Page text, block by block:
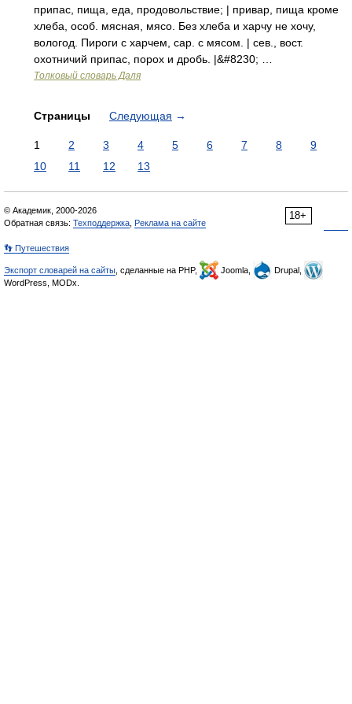
припас, пища, еда, продовольствие; | привар, пища кроме
хлеба, особ. мясная, мясо. Без хлеба и харчу не хочу,
вологод. Пироги с харчем, сар. с мясом. | сев., вост.
охотничий припас, порох и дробь. |&#8230; …
Толковый словарь Даля
Страницы Следующая →
1 2 3 4 5 6 7 8
9
10
11 12 13
18+
© Академик, 2000-2026
Обратная связь: Техподдержка Реклама на сайте
👣 Путешествия
Экспорт словарей на сайты , сделанные на PHP, Joomla,
Drupal,
WordPress, MODx.